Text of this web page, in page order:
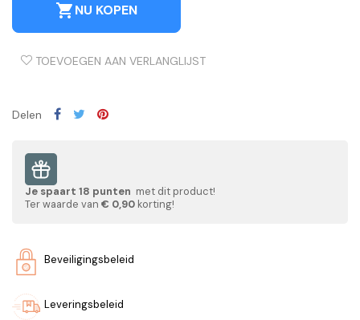
shopping_cartNU KOPEN
TOEVOEGEN AAN VERLANGLIJST
Delen
Je spaart 18 punten met dit product!
Ter waarde van € 0,90 korting!
Beveiligingsbeleid
Leveringsbeleid